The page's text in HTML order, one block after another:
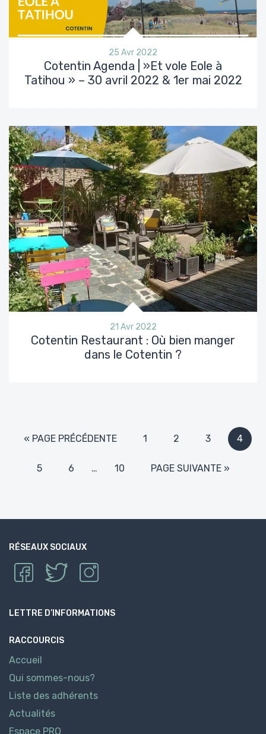
25 Avr 2022
Cotentin Agenda | »Et vole Eole à
Tatihou » – 30 avril 2022 & 1er mai 2022
21 Avr 2022
Cotentin Restaurant : Où bien manger
dans le Cotentin ?
« PAGE PRÉCÉDENTE 1 2 3 4
5 6 … 10 PAGE SUIVANTE »
RÉSEAUX SOCIAUX
LETTRE D’INFORMATIONS
RACCOURCIS
Accueil
Qui sommes-nous?
Liste des adhérents
Actualités
Espace PRO